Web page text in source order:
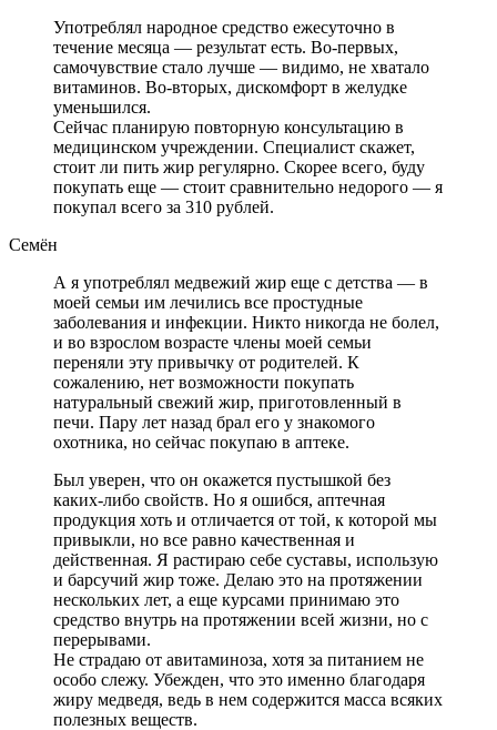
Употреблял народное средство ежесуточно в
течение месяца — результат есть. Во-первых,
самочувствие стало лучше — видимо, не хватало
витаминов. Во-вторых, дискомфорт в желудке
уменьшился.
Сейчас планирую повторную консультацию в
медицинском учреждении. Специалист скажет,
стоит ли пить жир регулярно. Скорее всего, буду
покупать еще — стоит сравнительно недорого — я
покупал всего за 310 рублей.
Семён
А я употреблял медвежий жир еще с детства — в
моей семьи им лечились все простудные
заболевания и инфекции. Никто никогда не болел,
и во взрослом возрасте члены моей семьи
переняли эту привычку от родителей. К
сожалению, нет возможности покупать
натуральный свежий жир, приготовленный в
печи. Пару лет назад брал его у знакомого
охотника, но сейчас покупаю в аптеке.
Был уверен, что он окажется пустышкой без
каких-либо свойств. Но я ошибся, аптечная
продукция хоть и отличается от той, к которой мы
привыкли, но все равно качественная и
действенная. Я растираю себе суставы, использую
и барсучий жир тоже. Делаю это на протяжении
нескольких лет, а еще курсами принимаю это
средство внутрь на протяжении всей жизни, но с
перерывами.
Не страдаю от авитаминоза, хотя за питанием не
особо слежу. Убежден, что это именно благодаря
жиру медведя, ведь в нем содержится масса всяких
полезных веществ.